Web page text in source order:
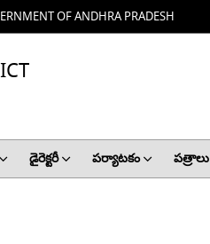
OF ANDHRA PRADESH
డైరెక్టరీ పర్యాటకం పత్రాలు